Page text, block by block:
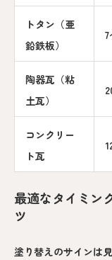
トタン（亜
鉛鉄板）
陶器瓦（粘
土瓦）
コンクリー
ト瓦
最適なタイミン
ツ
塗り替えのサインは